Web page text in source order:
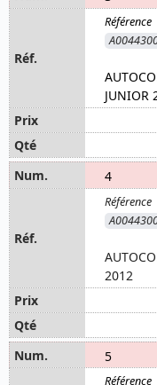
JUNIOR
4
2012
5